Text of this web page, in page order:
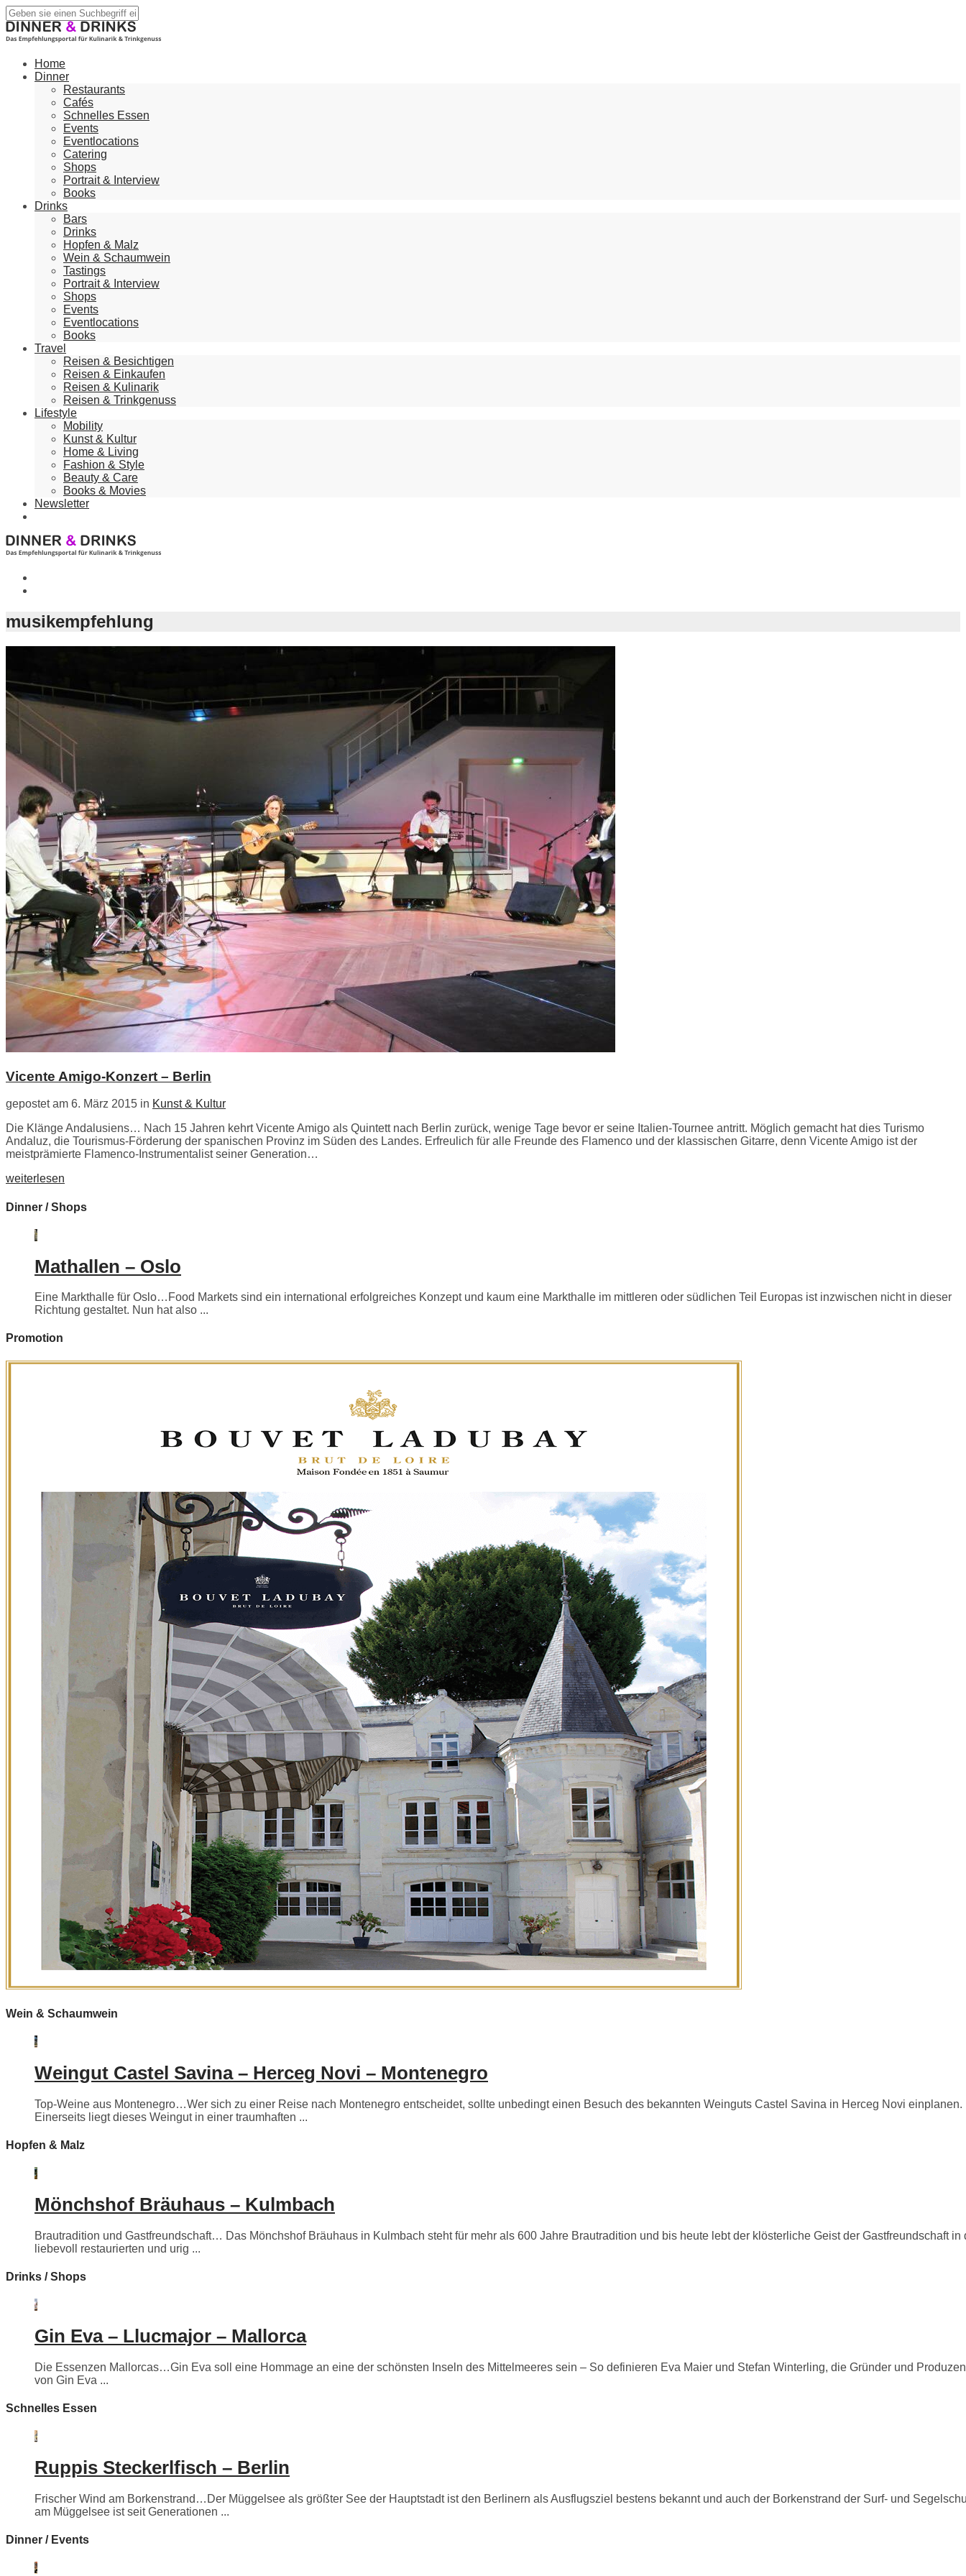
Home
Dinner
Restaurants
Cafés
Schnelles Essen
Events
Eventlocations
Catering
Shops
Portrait & Interview
Books
Drinks
Bars
Drinks
Hopfen & Malz
Wein & Schaumwein
Tastings
Portrait & Interview
Shops
Events
Eventlocations
Books
Travel
Reisen & Besichtigen
Reisen & Einkaufen
Reisen & Kulinarik
Reisen & Trinkgenuss
Lifestyle
Mobility
Kunst & Kultur
Home & Living
Fashion & Style
Beauty & Care
Books & Movies
Newsletter
musikempfehlung
Vicente Amigo-Konzert – Berlin
gepostet am 6. März 2015 in Kunst & Kultur
Die Klänge Andalusiens… Nach 15 Jahren kehrt Vicente Amigo als Quintett nach Berlin zurück, wenige Tage bevor er seine Italien-Tournee antritt. Möglich gemacht hat dies Turismo
Andaluz, die Tourismus-Förderung der spanischen Provinz im Süden des Landes. Erfreulich für alle Freunde des Flamenco und der klassischen Gitarre, denn Vicente Amigo ist der
meistprämierte Flamenco-Instrumentalist seiner Generation…
weiterlesen
Dinner / Shops
Mathallen – Oslo
Eine Markthalle für Oslo…Food Markets sind ein international erfolgreiches Konzept und kaum eine Markthalle im mittleren oder südlichen Teil Europas ist inzwischen nicht in dieser
Richtung gestaltet. Nun hat also ...
Promotion
Wein & Schaumwein
Weingut Castel Savina – Herceg Novi – Montenegro
Top-Weine aus Montenegro…Wer sich zu einer Reise nach Montenegro entscheidet, sollte unbedingt einen Besuch des bekannten Weinguts Castel Savina in Herceg Novi einplanen.
Einerseits liegt dieses Weingut in einer traumhaften ...
Hopfen & Malz
Mönchshof Bräuhaus – Kulmbach
Brautradition und Gastfreundschaft… Das Mönchshof Bräuhaus in Kulmbach steht für mehr als 600 Jahre Brautradition und bis heute lebt der klösterliche Geist der Gastfreundschaft in
liebevoll restaurierten und urig ...
Drinks / Shops
Gin Eva – Llucmajor – Mallorca
Die Essenzen Mallorcas…Gin Eva soll eine Hommage an eine der schönsten Inseln des Mittelmeeres sein – So definieren Eva Maier und Stefan Winterling, die Gründer und
von Gin Eva ...
Schnelles Essen
Ruppis Steckerlfisch – Berlin
Frischer Wind am Borkenstrand…Der Müggelsee als größter See der Hauptstadt ist den Berlinern als Ausflugsziel bestens bekannt und auch der Borkenstrand der Surf- und
am Müggelsee ist seit Generationen ...
Dinner / Events